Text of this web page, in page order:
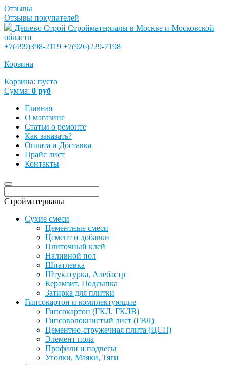
Отзывы
Отзывы покупателей
Дёшево Строй Стройматериалы в Москве и Московской
области
+7(499)398-2119 +7(926)229-7198
Корзина
Корзина: пусто
Сумма: 0 руб
Главная
О магазине
Статьи о ремонте
Как заказать?
Оплата и Доставка
Прайс лист
Контакты
Стройматериалы
Сухие смеси
Цементные смеси
Цемент и добавки
Плиточный клей
Наливной пол
Шпатлевка
Штукатурка, Алебастр
Керамзит, Подсыпка
Затирка для плитки
Гипсокартон и комплектующие
Гипсокартон (ГКЛ. ГКЛВ)
Гипсоволокнистый лист (ГВЛ)
Цементно-стружечная плита (ЦСП)
Элемент пола
Профили и подвесы
Уголки, Маяки, Тяги